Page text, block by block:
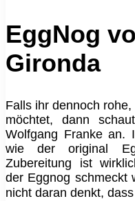
EggNog
Gironda
Falls ihr dennoch
möchtet, dann
Wolfgang Franke an.
wie der original
Zubereitung ist
der Eggnog schmeckt
nicht daran denkt,